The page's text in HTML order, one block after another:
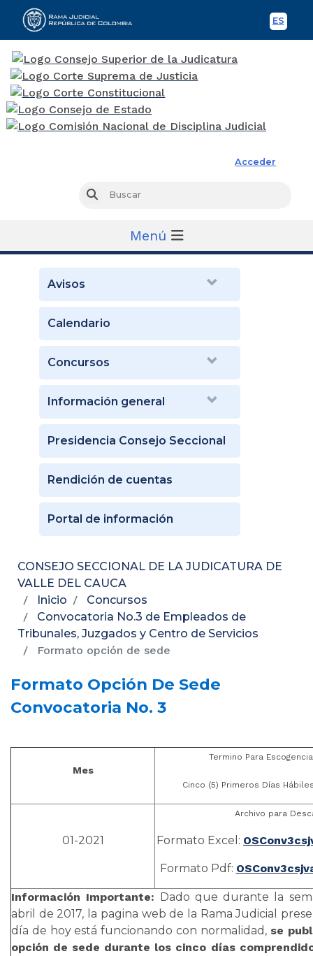
ES
Acceder
Buscar
Menú
Avisos
Calendario
Concursos
Información general
Presidencia Consejo Seccional
Rendición de cuentas
Portal de información
CONSEJO SECCIONAL DE LA JUDICATURA DE
VALLE DEL CAUCA
Inicio
Concursos
Convocatoria No.3 de Empleados de
Tribunales, Juzgados y Centro de Servicios
Formato opción de sede
Formato Opción De Sede
Convocatoria No. 3
Mes
Termino Para
Cinco (5) Primeros Días
01-2021
Archivo para
Formato Excel:
Formato Pdf:
Información Importante: Dado que durante la
abril de 2017, la pagina web de la Rama Judicial
día de hoy está funcionando con normalidad, se
opción de sede durante los cinco días